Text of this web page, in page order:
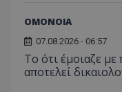
ΟΜΟΝΟΙΑ
07.08.2026 - 06:57
Το ότι έμοιαζε με
αποτελεί